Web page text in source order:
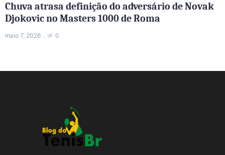
Chuva atrasa definição do adversário de Novak
Djokovic no Masters 1000 de Roma
maio 7, 2026 0